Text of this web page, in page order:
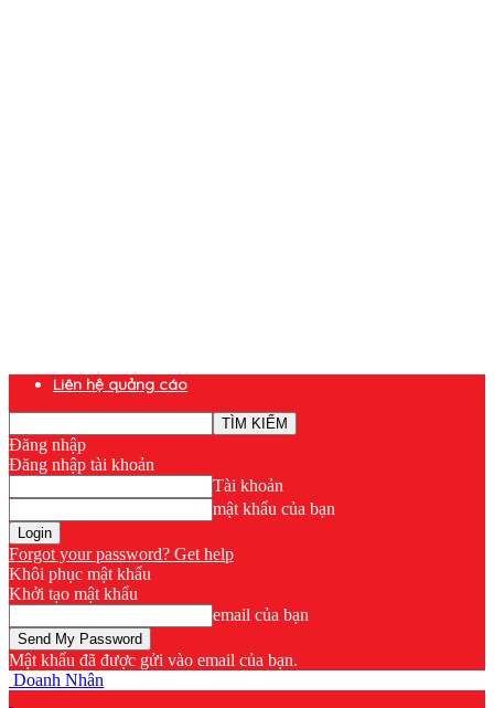
Liên hệ quảng cáo
Đăng nhập
Đăng nhập tài khoản
Tài khoản
mật khẩu của bạn
Forgot your password? Get help
Khôi phục mật khẩu
Khởi tạo mật khẩu
email của bạn
Mật khẩu đã được gửi vào email của bạn.
Doanh Nhân